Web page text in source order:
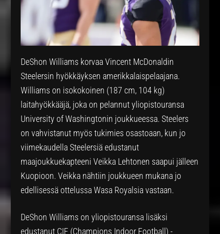
DeShon Williams korvaa Vincent McDonaldin
Steelersin hyökkäyksen amerikkalaispelaajana.
Williams on isokokoinen (187 cm, 104 kg)
laitahyökkääjä, joka on pelannut yliopistouransa
University of Washingtonin joukkueessa. Steelers
on vahvistanut myös tukimies osastoaan, kun jo
viimekaudella Steelersiä edustanut
maajoukkuekapteeni Veikka Lehtonen saapui jälleen
Kuopioon. Veikka nähtiin joukkueen mukana jo
edellisessä ottelussa Wasa Royalsia vastaan.
DeShon Williams on yliopistouransa lisäksi
edustanut CIF (Champions Indoor Football) -